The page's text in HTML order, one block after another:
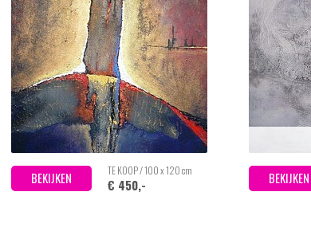
BEKIJKEN TE KOOP / 100 x 120 cm
€ 450,- BEKIJKEN